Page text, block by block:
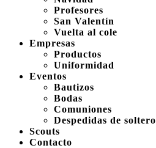
Profesores
San Valentín
Vuelta al cole
Empresas
Productos
Uniformidad
Eventos
Bautizos
Bodas
Comuniones
Despedidas de soltero
Scouts
Contacto